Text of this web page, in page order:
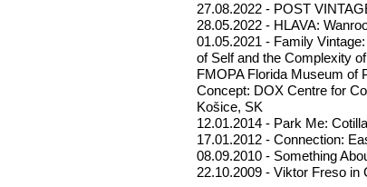
27.08.2022 - POST
28.05.2022 - HLAVA:
01.05.2021 - Family
of Self and the Complexity
FMOPA Florida Museum of
Concept: DOX Centre for
Košice, SK
12.01.2014 - Park Me:
17.01.2012 - Connection:
08.09.2010 - Something
22.10.2009 - Viktor Freso